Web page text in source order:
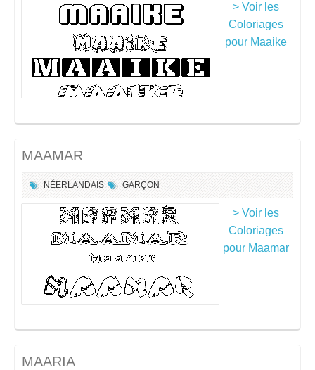
> Voir les
Coloriages
pour Maaike
MAAMAR
NÉERLANDAIS GARÇON
> Voir les
Coloriages
pour Maamar
MAARIA